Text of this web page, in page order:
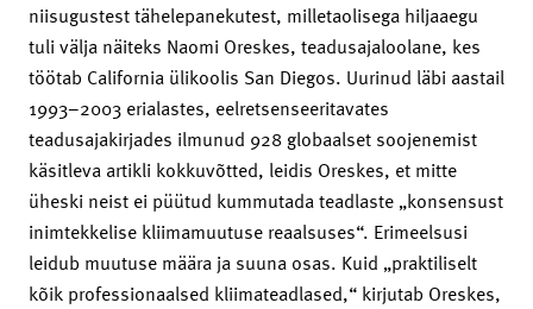
niisugustest tähelepanekutest, milletaolisega hiljaaegu
tuli välja näiteks Naomi Oreskes, teadusajaloolane, kes
töötab California ülikoolis San Diegos. Uurinud läbi aastail
1993–2003 erialastes, eelretsenseeritavates
teadusajakirjades ilmunud 928 globaalset soojenemist
käsitleva artikli kokkuvõtted, leidis Oreskes, et mitte
üheski neist ei püütud kummutada teadlaste „konsensust
inimtekkelise kliimamuutuse reaalsuses“. Erimeelsusi
leidub muutuse määra ja suuna osas. Kuid „praktiliselt
kõik professionaalsed kliimateadlased,“ kirjutab Oreskes,